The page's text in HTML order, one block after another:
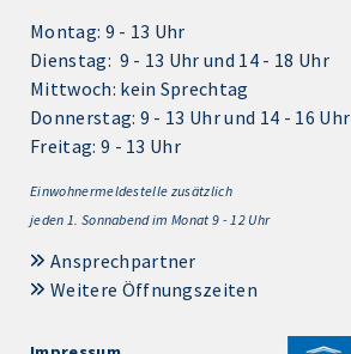
Montag: 9 - 13 Uhr
Dienstag: 9 - 13 Uhr und 14 - 18 Uhr
Mittwoch: kein Sprechtag
Donnerstag: 9 - 13 Uhr und 14 - 16 Uhr
Freitag: 9 - 13 Uhr
Einwohnermeldestelle zusätzlich
jeden 1. Sonnabend im Monat 9 - 12 Uhr
Ansprechpartner
Weitere Öffnungszeiten